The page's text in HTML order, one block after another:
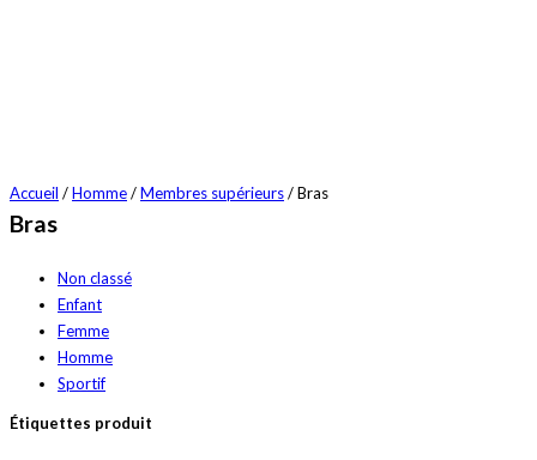
Accueil /Homme/Membres supérieurs/ Bras
Bras
Non classé
Enfant
Femme
Homme
Sportif
Étiquettes produit